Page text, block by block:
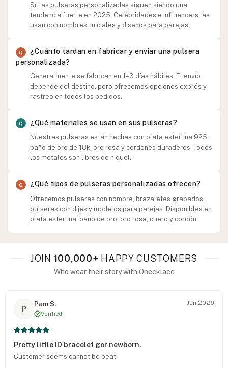
Sí, las pulseras personalizadas siguen siendo una
tendencia fuerte en 2025. Celebridades e influencers las
usan con nombres, iniciales y diseños para parejas.
¿Cuánto tardan en fabricar y enviar una pulsera
personalizada?
Generalmente se fabrican en 1–3 días hábiles. El envío
depende del destino, pero ofrecemos opciones exprés y
rastreo en todos los pedidos.
¿Qué materiales se usan en sus pulseras?
Nuestras pulseras están hechas con plata esterlina 925,
baño de oro de 18k, oro rosa y cordones duraderos. Todos
los metales son libres de níquel.
¿Qué tipos de pulseras personalizadas ofrecen?
Ofrecemos pulseras con nombre, brazaletes grabados,
pulseras con dijes y modelos para parejas. Disponibles en
plata esterlina, baño de oro, oro rosa, cuero y cordón.
JOIN 100,000+ HAPPY CUSTOMERS
Who wear their story with Onecklace
P
Pam S.
Verified
Jun 2026
Pretty little ID bracelet gor newborn.
Customer seems cannot be beat.